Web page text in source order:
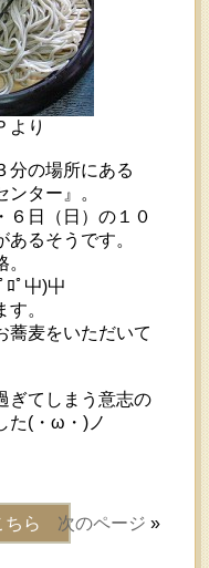
より
分の場所にある
ンター』。
６日（日）の１０
るそうです。
ﾛﾟ屮)屮
。
蕎麦をいただいて
ぎてしまう意志の
た(・ω・)ノ
次のページ »
ちら